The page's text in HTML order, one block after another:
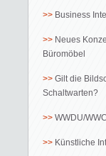
Business
Neues
Büromöbel
Gilt die
Schaltwarten?
WWDU/
Künstliche